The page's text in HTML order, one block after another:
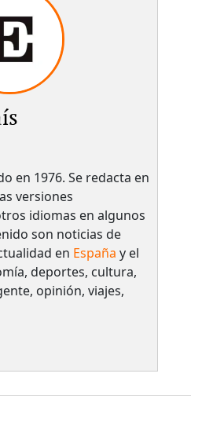
en 1976. Se redacta en
versiones
idiomas en algunos
son noticias de
en España y el
deportes, cultura,
opinión, viajes,